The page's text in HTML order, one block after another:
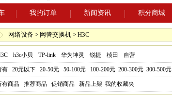
我的订单 新闻资讯 积分商城
网络设备 > 网管交换机 > H3C
h3c小贝 TP-link 华为坤灵 锐捷 桢田 自营
有 20元以下 20-50元 50-100元 100-200元 200-300元 300-500元
有商品 推荐商品 促销商品 新品上架 我的收藏夹